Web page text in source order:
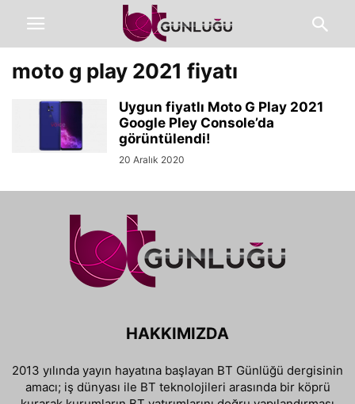
moto g play 2021 fiyatı
Uygun fiyatlı Moto G Play 2021
Google Pley Console’da
görüntülendi!
20 Aralık 2020
HAKKIMIZDA
2013 yılında yayın hayatına başlayan BT Günlüğü dergisinin
amacı; iş dünyası ile BT teknolojileri arasında bir köprü